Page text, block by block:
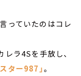
っていたのはコレ
ラ4Sを手放し、
ター987」。